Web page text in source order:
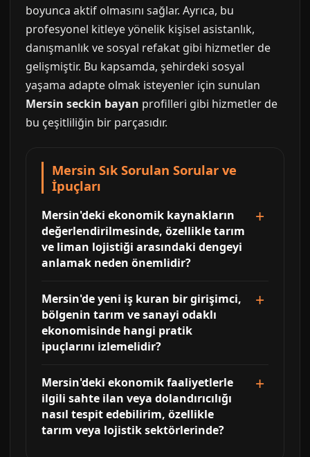
boyunca aktif olmasını sağlar. Ayrıca, bu
profesyonel kitleye yönelik kişisel asistanlık,
danışmanlık ve sosyal refakat gibi hizmetler de
gelişmiştir. Bu kapsamda, şehirdeki sosyal
yaşama adapte olmak isteyenler için sunulan
Mersin seckin bayan profilleri gibi hizmetler de
bu çeşitliliğin bir parçasıdır.
Mersin Sık Sorulan Sorular ve
İpuçları
Mersin'deki ekonomik kaynakların
değerlendirilmesinde, özellikle tarım
ve liman lojistiği arasındaki dengeyi
anlamak neden önemlidir?
Mersin'de yeni iş kuran bir girişimci,
bölgenin tarım ve sanayi odaklı
ekonomisinde hangi pratik
ipuçlarını izlemelidir?
Mersin'deki ekonomik faaliyetlerle
ilgili sahte ilan veya dolandırıcılığı
nasıl tespit edebilirim, özellikle
tarım veya lojistik sektörlerinde?